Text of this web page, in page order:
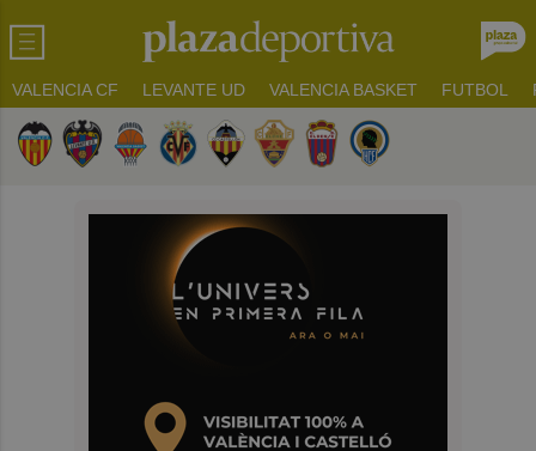
VALENCIA CF LEVANTE UD VALENCIA BASKET FUTBOL